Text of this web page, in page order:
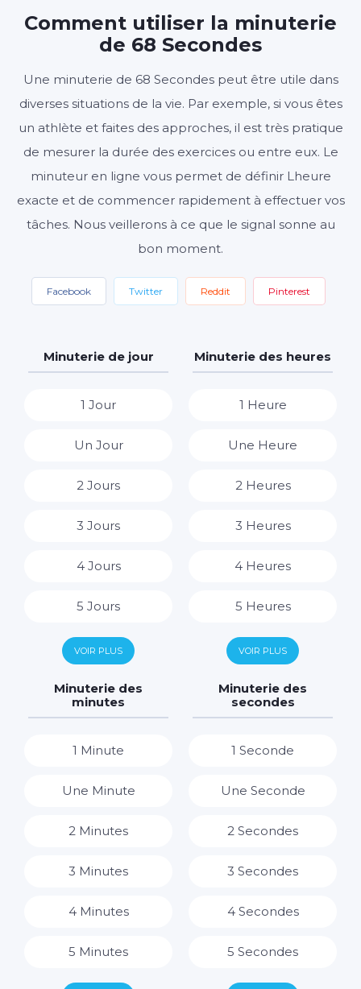
Comment utiliser la minuterie
de 68 Secondes
Une minuterie de 68 Secondes peut être utile dans
diverses situations de la vie. Par exemple, si vous êtes
un athlète et faites des approches, il est très pratique
de mesurer la durée des exercices ou entre eux. Le
minuteur en ligne vous permet de définir Lheure
exacte et de commencer rapidement à effectuer vos
tâches. Nous veillerons à ce que le signal sonne au
bon moment.
Facebook Twitter Reddit Pinterest
Minuterie de jour
1 Jour
Un Jour
2 Jours
3 Jours
4 Jours
5 Jours
6 Jours
7 Jours
VOIR PLUS
Minuterie des heures
1 Heure
Une Heure
2 Heures
3 Heures
4 Heures
5 Heures
6 Heures
7 Heures
VOIR PLUS
Minuterie des
minutes
1 Minute
Une Minute
2 Minutes
3 Minutes
4 Minutes
5 Minutes
Minuterie des
secondes
1 Seconde
Une Seconde
2 Secondes
3 Secondes
4 Secondes
5 Secondes